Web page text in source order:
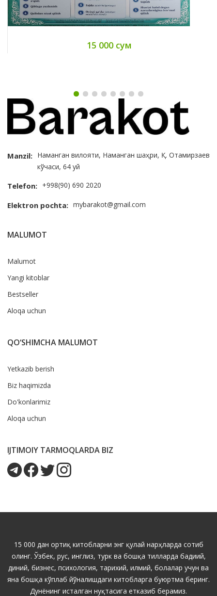
15 000 сум
Manzil: Наманган вилояти, Наманган шаҳри, Қ. Отамирзаев
кўчаси, 64 уй
Telefon: +998(90) 690 2020
Elektron pochta: mybarakot@gmail.com
MALUMOT
Malumot
Yangi kitoblar
Bestseller
Aloqa uchun
QO‘SHIMCHA MALUMOT
Yetkazib berish
Biz haqimizda
Do'konlarimiz
Aloqa uchun
IJTIMOIY TARMOQLARDA BIZ
15 000 дан ортиқ китобларни энг қулай нарҳларда сотиб
олинг. Ўзбек, рус, инглиз, турк ва бошқа тилларда бадиий,
диний, бизнес, психология, тарихий, илмий, болалар учун ва
яна бошқа кўплаб йўналишдаги китобларга буюртма беринг.
Дунёнинг исталган нуқтасига етказиб берамиз.